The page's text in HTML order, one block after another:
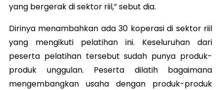
yang bergerak di sektor riil,” sebut dia.
Dirinya menambahkan ada 30 koperasi di sektor riil
yang mengikuti pelatihan ini. Keseluruhan dari
peserta pelatihan tersebut sudah punya produk-
produk unggulan. Peserta dilatih bagaimana
mengembangkan usaha dengan produk-produk